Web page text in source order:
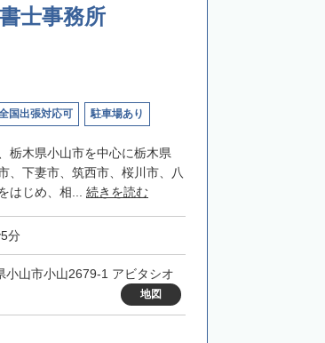
士事務所
国出張対応可 駐車場あり
栃木県小山市を中心に栃木県
、下妻市、筑西市、桜川市、八
はじめ、相... 続きを読む
分
小山市小山2679-1 アビタシオ
地図